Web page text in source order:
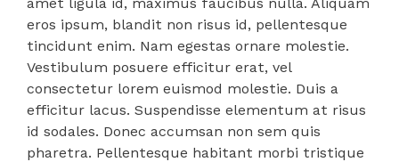
eros ipsum, blandit non risus id, pellentesque
tincidunt enim. Nam egestas ornare molestie.
Vestibulum posuere efficitur erat, vel
consectetur lorem euismod molestie. Duis a
efficitur lacus. Suspendisse elementum at risus
id sodales. Donec accumsan non sem quis
pharetra. Pellentesque habitant morbi tristique